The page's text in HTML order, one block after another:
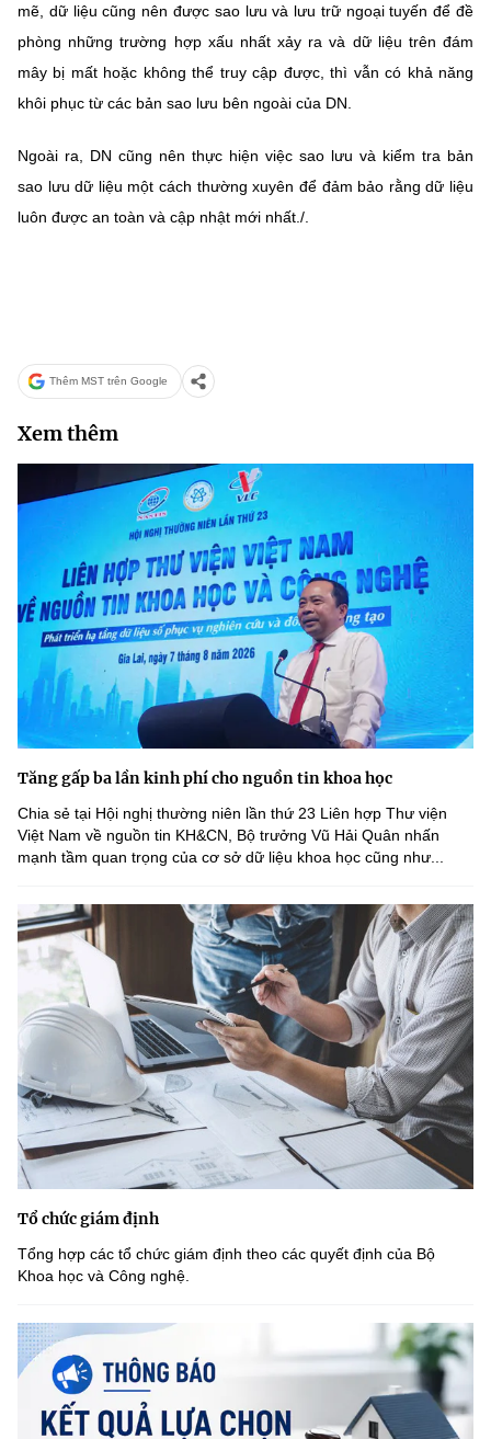
mẽ, dữ liệu cũng nên được sao lưu và lưu trữ ngoại tuyến để đề
phòng những trường hợp xấu nhất xảy ra và dữ liệu trên đám
mây bị mất hoặc không thể truy cập được, thì vẫn có khả năng
khôi phục từ các bản sao lưu bên ngoài của DN.
Ngoài ra, DN cũng nên thực hiện việc sao lưu và kiểm tra bản
sao lưu dữ liệu một cách thường xuyên để đảm bảo rằng dữ liệu
luôn được an toàn và cập nhật mới nhất./.
Thêm MST trên Google
Xem thêm
Tăng gấp ba lần kinh phí cho nguồn tin khoa học
Chia sẻ tại Hội nghị thường niên lần thứ 23 Liên hợp Thư viện
Việt Nam về nguồn tin KH&CN, Bộ trưởng Vũ Hải Quân nhấn
mạnh tầm quan trọng của cơ sở dữ liệu khoa học cũng như...
Tổ chức giám định
Tổng hợp các tổ chức giám định theo các quyết định của Bộ
Khoa học và Công nghệ.